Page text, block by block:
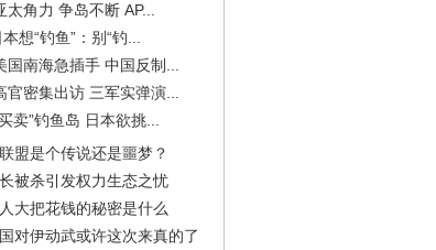
角力 争岛不断 AP...
想“钓鱼”：别“钓...
国南海急插手 中国反制...
官密集出访 三军实弹演...
卖”钓鱼岛 日本欲挑...
盟是个传说还是噩梦？
被杀引发权力生态之忧
大把花钱的秘密是什么
对伊动武或许这次来真的了